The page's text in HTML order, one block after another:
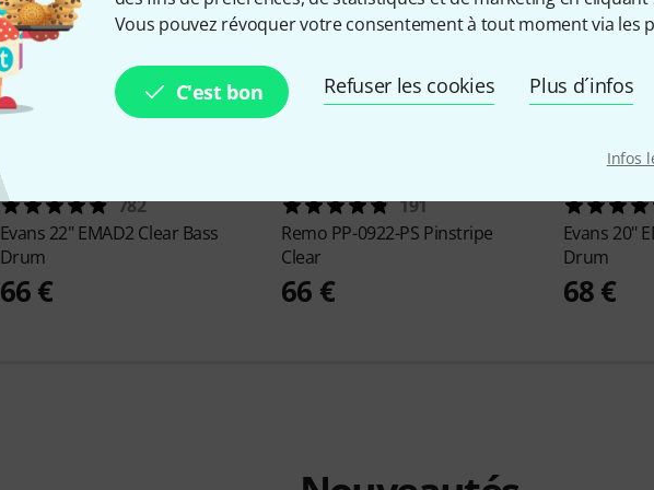
Vous pouvez révoquer votre consentement à tout moment via les
C'est bon Refuser les cookies Plus d´infos
Infos
782
Evans 22" EMAD2 Clear Bass
Drum
66 €
191
Remo PP-0922-PS Pinstripe
Clear
66 €
Evans 20"
Drum
68 €